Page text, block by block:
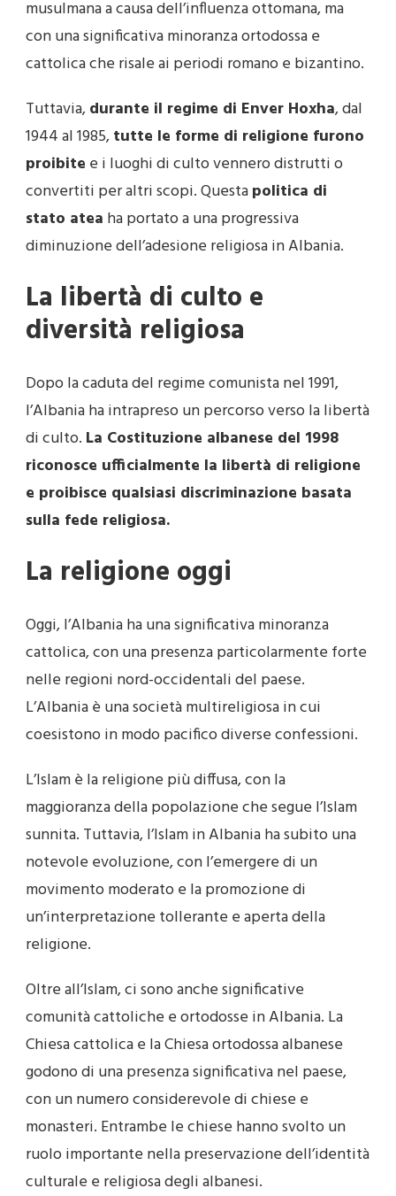
musulmana a causa dell’influenza ottomana, ma
con una significativa minoranza ortodossa e
cattolica che risale ai periodi romano e bizantino.
Tuttavia,durante il regime di Enver Hoxha, dal
1944 al 1985,tutte le forme di religione furono
proibite e i luoghi di culto vennero distrutti o
convertiti per altri scopi. Questapolitica di
stato atea ha portato a una progressiva
diminuzione dell’adesione religiosa in Albania.
La libertà di culto e
diversità religiosa
Dopo la caduta del regime comunista nel 1991,
l’Albania ha intrapreso un percorso verso la libertà
di culto. La Costituzione albanese del 1998
riconosce ufficialmente la libertà di religione
e proibisce qualsiasi discriminazione basata
sulla fede religiosa.
La religione oggi
Oggi, l’Albania ha una significativa minoranza
cattolica, con una presenza particolarmente forte
nelle regioni nord-occidentali del paese.
L’Albania è una società multireligiosa in cui
coesistono in modo pacifico diverse confessioni.
L’Islam è la religione più diffusa, con la
maggioranza della popolazione che segue l’Islam
sunnita. Tuttavia, l’Islam in Albania ha subito una
notevole evoluzione, con l’emergere di un
movimento moderato e la promozione di
un’interpretazione tollerante e aperta della
religione.
Oltre all’Islam, ci sono anche significative
comunità cattoliche e ortodosse in Albania. La
Chiesa cattolica e la Chiesa ortodossa albanese
godono di una presenza significativa nel paese,
con un numero considerevole di chiese e
monasteri. Entrambe le chiese hanno svolto un
ruolo importante nella preservazione dell’identità
culturale e religiosa degli albanesi.